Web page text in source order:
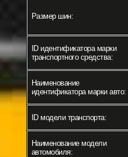
Размер шин:
ID идентификатора марки
транспортного средства:
Наименование
идентификатора марки авто:
ID модели транспорта:
Наименование модели
автомобиля: